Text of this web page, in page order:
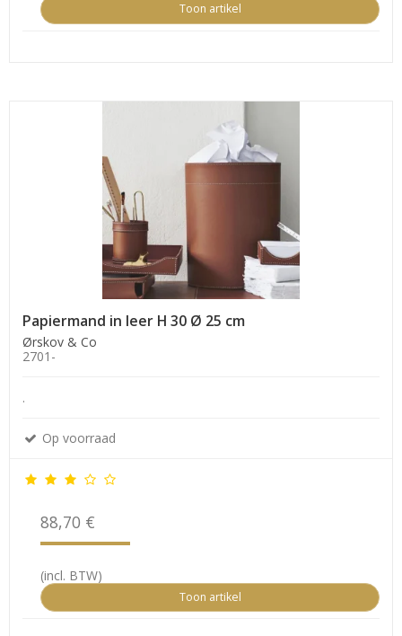
Toon artikel
Papiermand in leer H 30 Ø 25 cm
Ørskov & Co
2701-
.
Op voorraad
88,70 €
(incl. BTW)
Toon artikel